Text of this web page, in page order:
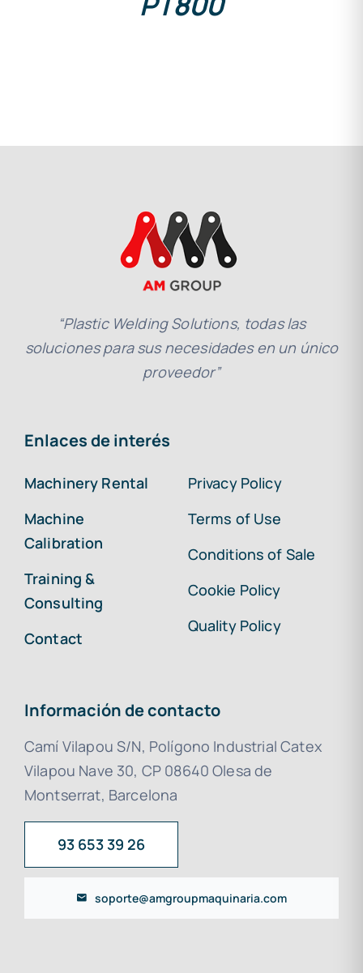
“Plastic Welding Solutions, todas las
soluciones para sus necesidades en un único
proveedor”
Enlaces de interés
Machinery Rental
Machine
Calibration
Training &
Consulting
Contact
Privacy Policy
Terms of Use
Conditions of Sale
Cookie Policy
Quality Policy
Información de contacto
Camí Vilapou S/N, Polígono Industrial Catex
Vilapou Nave 30, CP 08640 Olesa de
Montserrat, Barcelona
93 653 39 26
soporte@amgroupmaquinaria.com